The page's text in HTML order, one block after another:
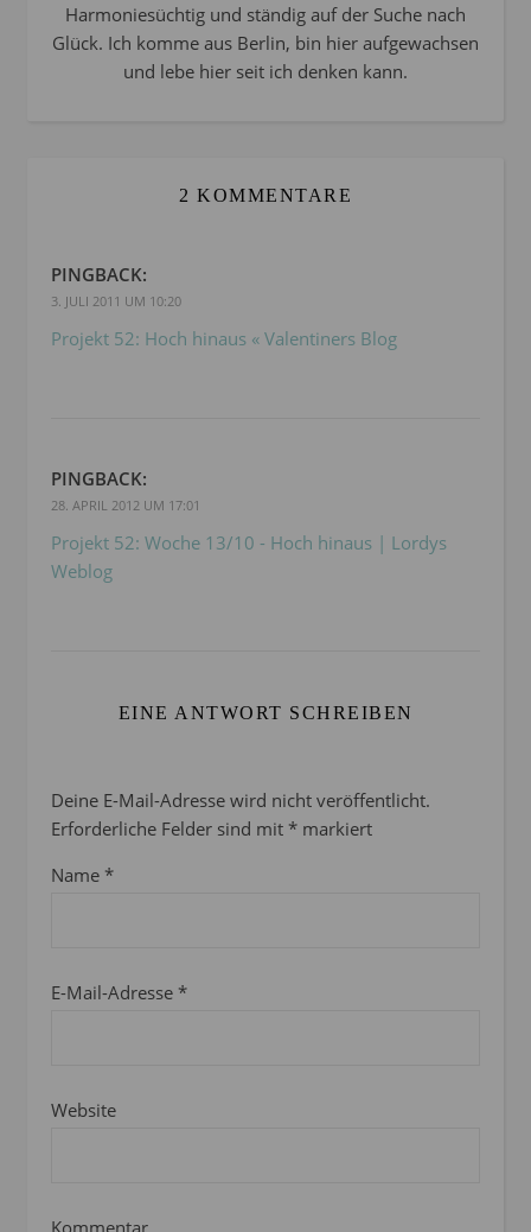
Harmoniesüchtig und ständig auf der Suche nach
Glück. Ich komme aus Berlin, bin hier aufgewachsen
und lebe hier seit ich denken kann.
2 KOMMENTARE
PINGBACK:
3. JULI 2011 UM 10:20
Projekt 52: Hoch hinaus « Valentiners Blog
PINGBACK:
28. APRIL 2012 UM 17:01
Projekt 52: Woche 13/10 - Hoch hinaus | Lordys
Weblog
EINE ANTWORT SCHREIBEN
Deine E-Mail-Adresse wird nicht veröffentlicht.
Erforderliche Felder sind mit * markiert
Name *
E-Mail-Adresse *
Website